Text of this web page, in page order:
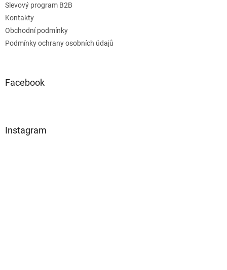
Slevový program B2B
Kontakty
Obchodní podmínky
Podmínky ochrany osobních údajů
Facebook
Instagram